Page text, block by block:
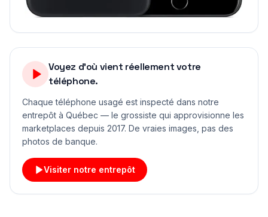
Voyez d'où vient réellement votre
téléphone.
Chaque téléphone usagé est inspecté dans notre
entrepôt à Québec — le grossiste qui approvisionne les
marketplaces depuis 2017. De vraies images, pas des
photos de banque.
Visiter notre entrepôt